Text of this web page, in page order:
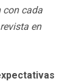
cada
en